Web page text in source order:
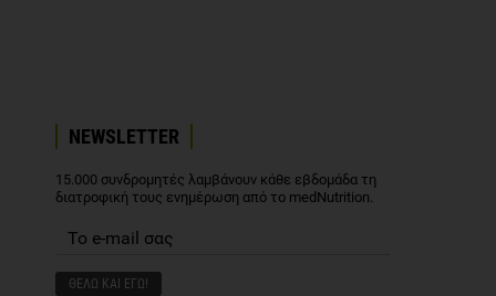
NEWSLETTER
15.000 συνδρομητές λαμβάνουν κάθε εβδομάδα τη
διατροφική τους ενημέρωση από το medNutrition.